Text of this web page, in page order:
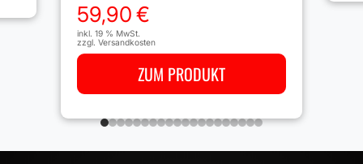
59,90€
inkl. 19 % MwSt.
zzgl. Versandkosten
ZUM PRODUKT